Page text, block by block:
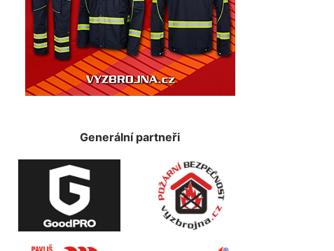
Generální partneři